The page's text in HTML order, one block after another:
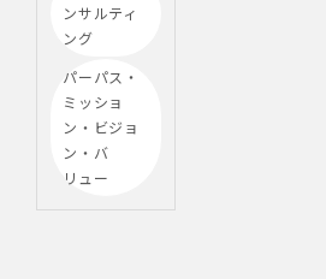
ンサルティ
ング
パーパス・
ミッショ
ン・ビジョ
ン・バ
リュー